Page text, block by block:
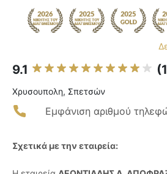
9.1
Χρυσουπολη, Σπετσών
Εμφάνιση αριθμού
Σχετικά με την εταιρεία: